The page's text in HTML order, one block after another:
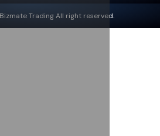
Trading All right reserved.